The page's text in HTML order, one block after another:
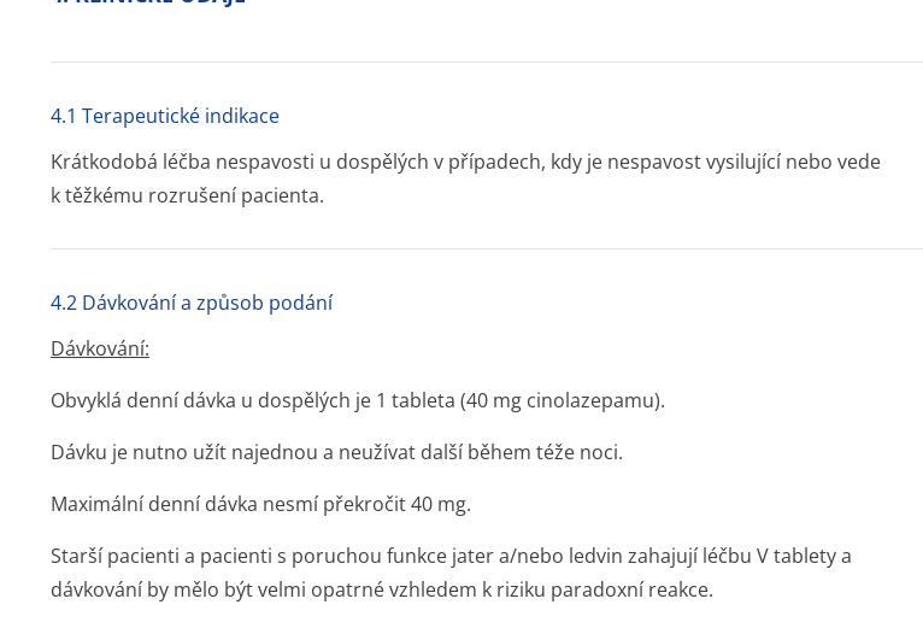
4.1 Terapeutické indikace
Krátkodobá léčba nespavosti u dospělých v případech, kdy je nespavost vysilující nebo vede
k těžkému rozrušení pacienta.
4.2 Dávkování a způsob podání
Dávkování:
Obvyklá denní dávka u dospělých je 1 tableta (40 mg cinolazepamu).
Dávku je nutno užít najednou a neužívat další během téže noci.
Maximální denní dávka nesmí překročit 40 mg.
Starší pacienti a pacienti s poruchou funkce jater a/nebo ledvin zahajují léčbu V tablety a
dávkování by mělo být velmi opatrné vzhledem k riziku paradoxní reakce.